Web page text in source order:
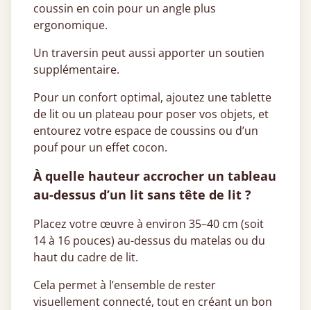
coussin en coin pour un angle plus
ergonomique.
Un traversin peut aussi apporter un soutien
supplémentaire.
Pour un confort optimal, ajoutez une tablette
de lit ou un plateau pour poser vos objets, et
entourez votre espace de coussins ou d’un
pouf pour un effet cocon.
À quelle hauteur accrocher un tableau
au-dessus d’un lit sans tête de lit ?
Placez votre œuvre à environ 35–40 cm (soit
14 à 16 pouces) au-dessus du matelas ou du
haut du cadre de lit.
Cela permet à l’ensemble de rester
visuellement connecté, tout en créant un bon